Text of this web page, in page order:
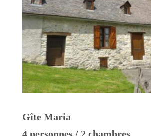
Gîte Maria
4 personnes / 2 chambres